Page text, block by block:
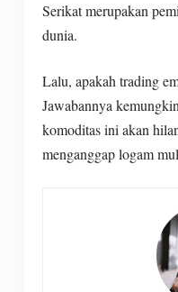
Serikat merupakan
dunia.
Lalu, apakah trading
Jawabannya
komoditas ini akan
menganggap logam